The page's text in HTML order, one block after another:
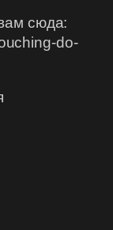
сюда:
do-